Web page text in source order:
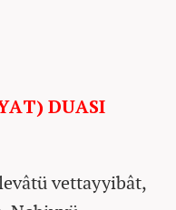
DUASI
vettayyibât,